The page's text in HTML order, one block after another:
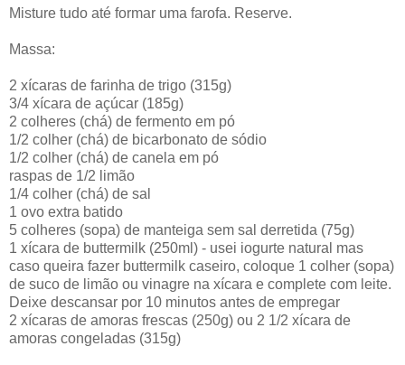
Misture tudo até formar uma farofa. Reserve.
Massa:
2 xícaras de farinha de trigo (315g)
3/4 xícara de açúcar (185g)
2 colheres (chá) de fermento em pó
1/2 colher (chá) de bicarbonato de sódio
1/2 colher (chá) de canela em pó
raspas de 1/2 limão
1/4 colher (chá) de sal
1 ovo extra batido
5 colheres (sopa) de manteiga sem sal derretida (75g)
1 xícara de buttermilk (250ml) - usei iogurte natural mas
caso queira fazer buttermilk caseiro, coloque 1 colher (sopa)
de suco de limão ou vinagre na xícara e complete com leite.
Deixe descansar por 10 minutos antes de empregar
2 xícaras de amoras frescas (250g) ou 2 1/2 xícara de
amoras congeladas (315g)